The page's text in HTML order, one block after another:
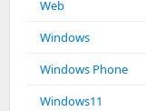
Web
Windows
Windows Phone
Windows11